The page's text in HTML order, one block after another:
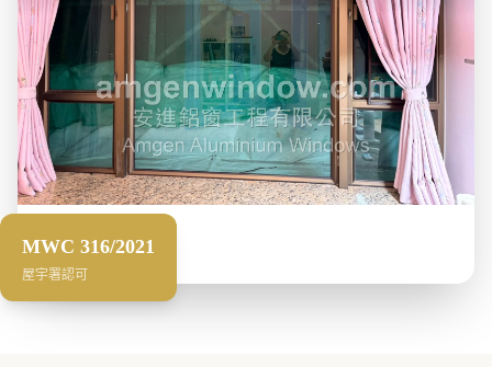
MWC 316/2021
屋宇署認可